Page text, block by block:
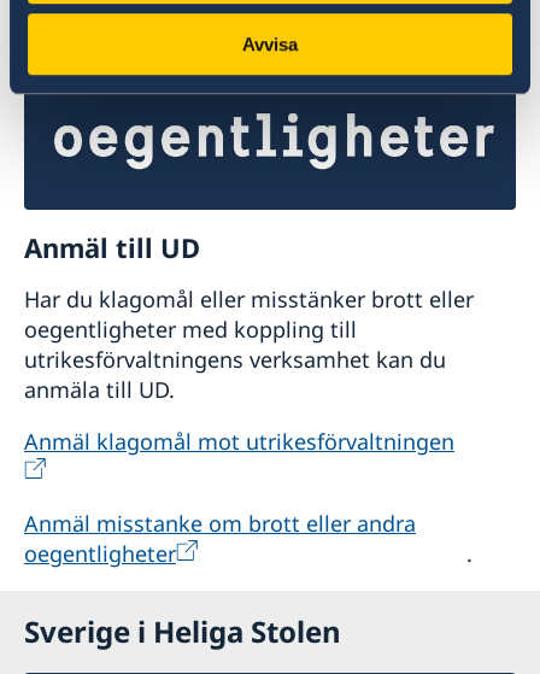
Avvisa
Anmäl till UD
Har du klagomål eller misstänker brott eller
oegentligheter med koppling till
utrikesförvaltningens verksamhet kan du
anmäla till UD.
Anmäl klagomål mot utrikesförvaltningen
Anmäl misstanke om brott eller andra
oegentligheter
.
Sverige i Heliga Stolen